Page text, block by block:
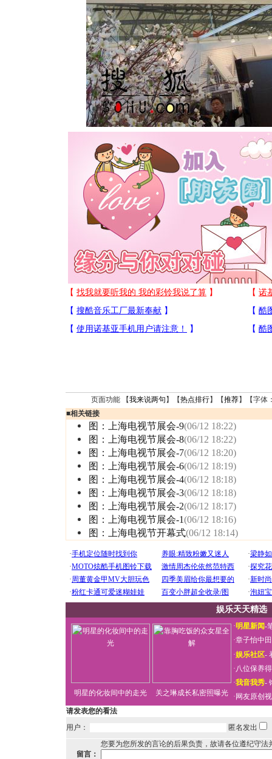
页面功能 【我来说两句 】【热点排行】【推荐】【字体
■相关链接
图：上海电视节展会-9(06/12 18:22)
图：上海电视节展会-8(06/12 18:22)
图：上海电视节展会-7(06/12 18:20)
图：上海电视节展会-6(06/12 18:19)
图：上海电视节展会-4(06/12 18:18)
图：上海电视节展会-3(06/12 18:18)
图：上海电视节展会-2(06/12 18:17)
图：上海电视节展会-1(06/12 18:16)
图：上海电视节开幕式(06/12 18:14)
娱乐天天精选
明星的化妆间中的走光 关之琳成长私密照曝光
·明星新闻-
·章子怡中
·娱乐社区-
·八位保养
·我音我秀-
· 网友原创
请发表您的看法
用户：
匿名发出
您要为您所发的言论的后果负责，故请各位遵纪守法
留言：